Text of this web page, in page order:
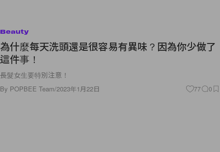
Beauty
為什麼每天洗頭還是很容易有異味？因為你少做了
這件事！
長髮女生要特別注意！
By POPBEE Team/2023年1月22日 77 0